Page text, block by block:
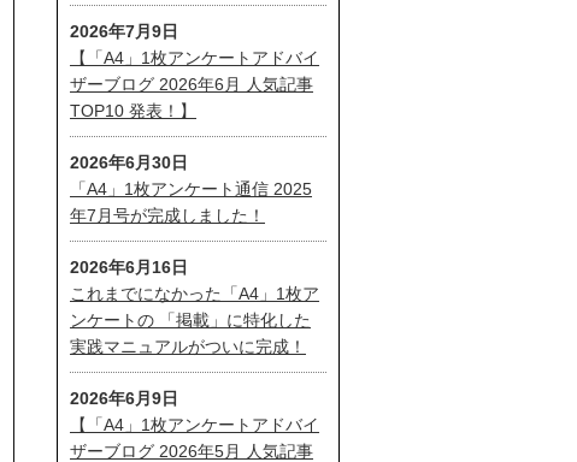
2026年7月9日
【「A4」1枚アンケートアドバイ
ザーブログ 2026年6月 人気記事
TOP10 発表！】
2026年6月30日
「A4」1枚アンケート通信 2025
年7月号が完成しました！
2026年6月16日
これまでになかった「A4」1枚ア
ンケートの 「掲載」に特化した
実践マニュアルがついに完成！
2026年6月9日
【「A4」1枚アンケートアドバイ
ザーブログ 2026年5月 人気記事